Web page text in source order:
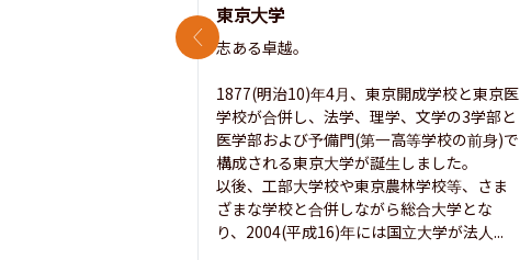
東京大学
志ある卓越。
1877(明治10)年4月、東京開成学校と東京医
学校が合併し、法学、理学、文学の3学部と
医学部および予備門(第一高等学校の前身)で
構成される東京大学が誕生しました。
以後、工部大学校や東京農林学校等、さま
ざまな学校と合併しながら総合大学とな
り、2004(平成16)年には国立大学が法人...
前のスライド